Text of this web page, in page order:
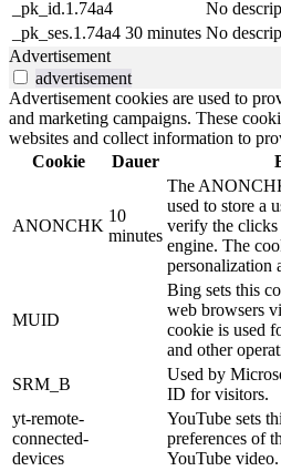
_pk_id.1.74a4
No
_pk_ses.1.74a4 30 minutes No
Advertisement
advertisement
Advertisement cookies are used to
and marketing campaigns. These
websites and collect information to
Cookie
Dauer
ANONCHK
10
minutes
The
used to store a
verify the clicks
engine. The
personalization
MUID
Bing sets this
web browsers
cookie is used
and other
SRM_B
Used by
ID for visitors.
yt-remote-
connected-
devices
YouTube sets
preferences of
YouTube video.